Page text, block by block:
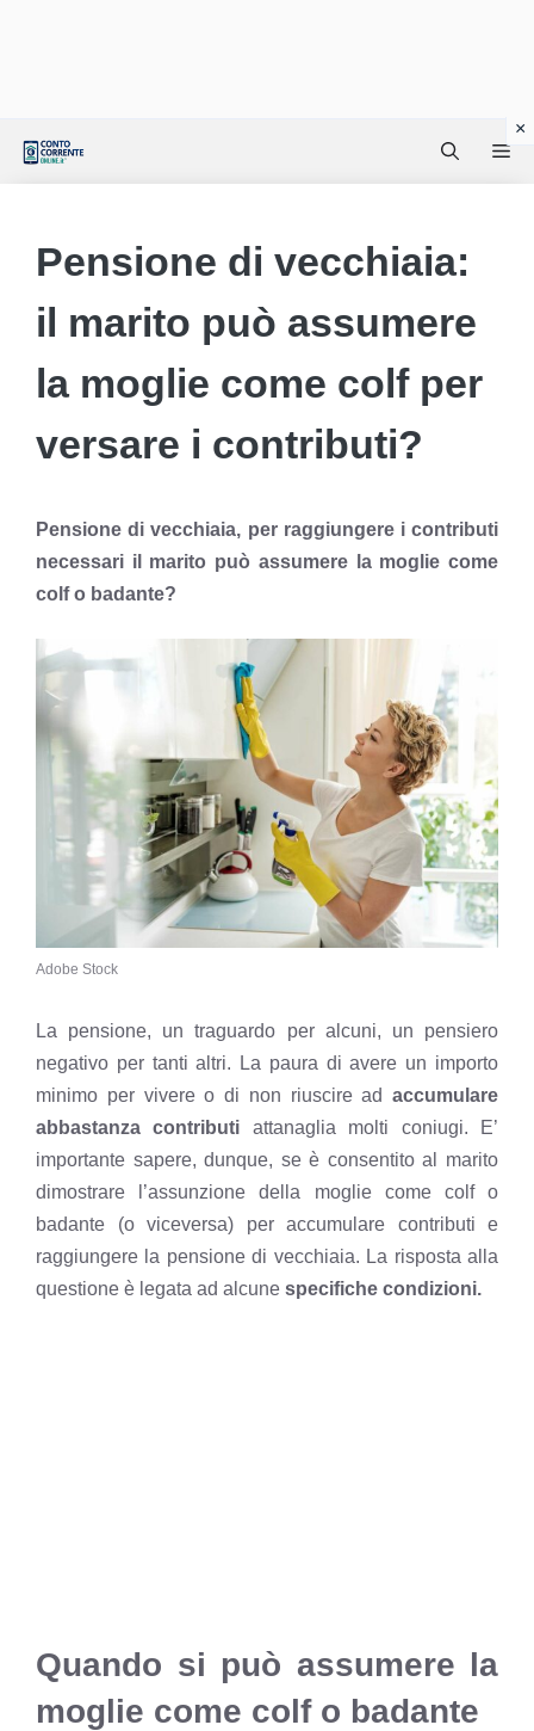
Pensione di vecchiaia:
il marito può assumere
la moglie come colf per
versare i contributi?
Pensione di vecchiaia, per raggiungere i contributi
necessari il marito può assumere la moglie come
colf o badante?
Adobe Stock
La pensione, un traguardo per alcuni, un pensiero
negativo per tanti altri. La paura di avere un importo
minimo per vivere o di non riuscire ad accumulare
abbastanza contributi attanaglia molti coniugi. E’
importante sapere, dunque, se è consentito al marito
dimostrare l’assunzione della moglie come colf o
badante (o viceversa) per accumulare contributi e
raggiungere la pensione di vecchiaia. La risposta alla
questione è legata ad alcune specifiche condizioni.
Quando si può assumere la
moglie come colf o badante